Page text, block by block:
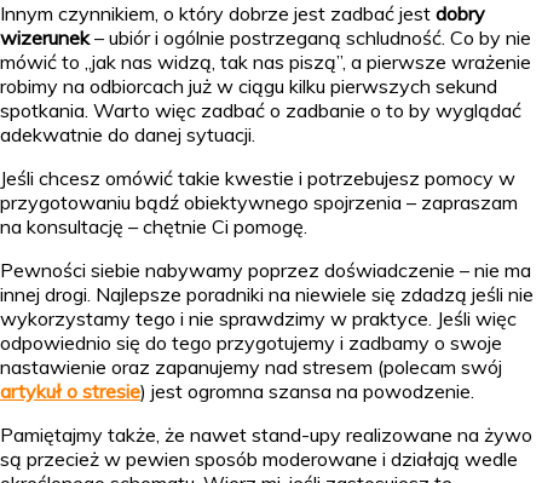
Innym czynnikiem, o który dobrze jest zadbać jest dobry
wizerunek– ubiór i ogólnie postrzeganą schludność. Co by nie
mówić to „jak nas widzą, tak nas piszą”, a pierwsze wrażenie
robimy na odbiorcach już w ciągu kilku pierwszych sekund
spotkania. Warto więc zadbać o zadbanie o to by wyglądać
adekwatnie do danej sytuacji.
Jeśli chcesz omówić takie kwestie i potrzebujesz pomocy w
przygotowaniu bądź obiektywnego spojrzenia – zapraszam
na konsultację – chętnie Ci pomogę.
Pewności siebie nabywamy poprzez doświadczenie – nie ma
innej drogi. Najlepsze poradniki na niewiele się zdadzą jeśli nie
wykorzystamy tego i nie sprawdzimy w praktyce. Jeśli więc
odpowiednio się do tego przygotujemy i zadbamy o swoje
nastawienie oraz zapanujemy nad stresem (polecam swój
artykuł o stresie) jest ogromna szansa na powodzenie.
Pamiętajmy także, że nawet stand-upy realizowane na żywo
są przecież w pewien sposób moderowane i działają wedle